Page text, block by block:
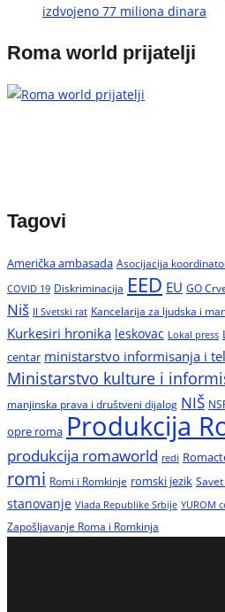
izdvojeno 77 miliona dinara
Roma world prijatelji
Tagovi
Američka ambasada Asocijacija
COVID 19 Diskriminacija EED EU GO
Niš II Svetski rat Kancelarija za ljudska i
Kurkesiri hronika leskovac Lokal press
centar ministarstvo informisanja i
Ministarstvo kulture i
manjinska prava i društveni dijalog NIŠ
opre roma Produkcija
produkcija romaworld redi
romi Romi i Romkinje romski jezik
stanovanje Vlada Republike Srbije YUROM
Zapošljavanje Roma i Romkinja